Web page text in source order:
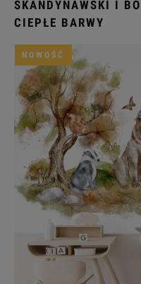
SKANDYNAWSKI I
CIEPŁE BARWY
NOWOŚĆ